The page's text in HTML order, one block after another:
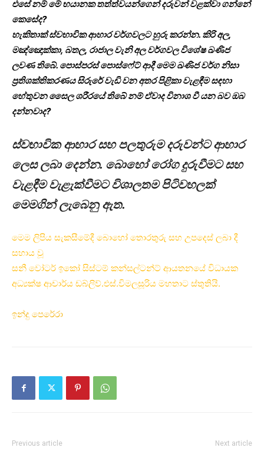
එසේ නම් මේ භයානක තත්ත්වයන්ගෙන් දරුවන් වළක්වා ගන්නේ
කෙසේද?
හැකිතාක් ස්වභාවික ආහාර වර්ගවලට හුරු කරන්න. කිරි අල,
මඤ්ඤොක්කා, බතල, රාජාල වැනි අල වර්ගවල විශේෂ ඛණිජ
ලවණ තිබේ. පොස්පරස් පොස්ෆේට් ආදී මෙම ඛණිජ වර්ග නිසා
ප්‍රතිශක්තිකරණය සිරුරේ වැඩි වන අතර පිළිකා වැළඳීම සඳහා
හේතුවන සෛල ශරීරයේ තිබේ නම් ඒවාද විනාශ වී යන බව ඔබ
දන්නවාද?
ස්වභාවික ආහාර සහ පලතුරුම දරුවන්ට ආහාර
ලෙස ලබා දෙන්න. බොහෝ රෝග දුරුවීමට සහ
වැළඳීම වැළැක්වීමට විශාලතම පිටිවහලක්
මෙමගින් ලැබෙනු ඇත.
මෙම ලිපිය සැකසීමේදී බොහෝ තොරතුරු සහ උපදෙස් ලබා දී
සහාය වූ
සනී වෝටර් ඉකෝ සිස්ටම් කන්සල්ටන්ට් ආයතනයේ විධායක
අධ්‍යක්ෂ ආචාර්ය ඩබ්ලිව්.එස්.විමලසූරිය මහතාට ස්තුතියි.
ඉන්දු පෙරේරා
Previous article Next article